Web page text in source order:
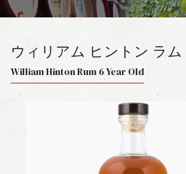
ウィリアム ヒントン ラム
William Hinton Rum 6 Year Old